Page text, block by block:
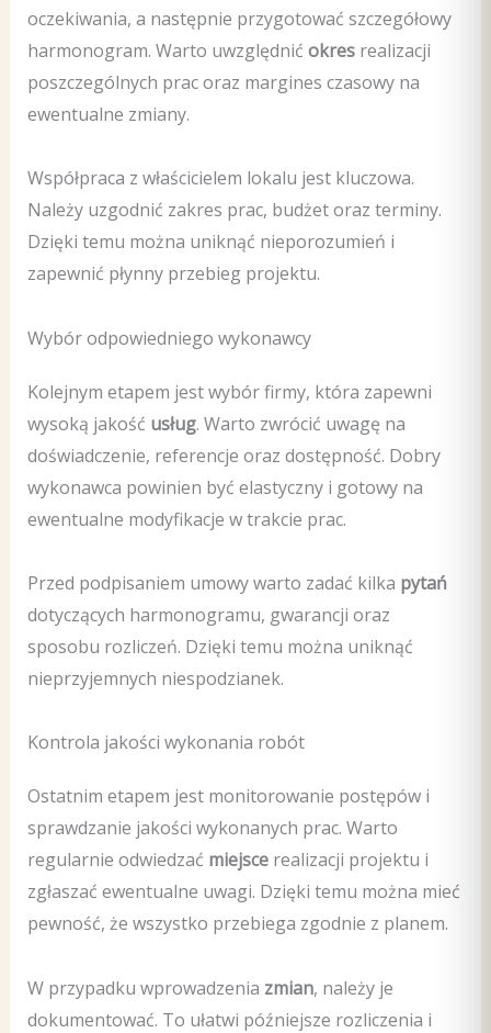
oczekiwania, a następnie przygotować szczegółowy
harmonogram. Warto uwzględnić okresrealizacji
poszczególnych prac oraz margines czasowy na
ewentualne zmiany.
Współpraca z właścicielem lokalu jest kluczowa.
Należy uzgodnić zakres prac, budżet oraz terminy.
Dzięki temu można uniknąć nieporozumień i
zapewnić płynny przebieg projektu.
Wybór odpowiedniego wykonawcy
Kolejnym etapem jest wybór firmy, która zapewni
wysoką jakość usług. Warto zwrócić uwagę na
doświadczenie, referencje oraz dostępność. Dobry
wykonawca powinien być elastyczny i gotowy na
ewentualne modyfikacje w trakcie prac.
Przed podpisaniem umowy warto zadać kilka pytań
dotyczących harmonogramu, gwarancji oraz
sposobu rozliczeń. Dzięki temu można uniknąć
nieprzyjemnych niespodzianek.
Kontrola jakości wykonania robót
Ostatnim etapem jest monitorowanie postępów i
sprawdzanie jakości wykonanych prac. Warto
regularnie odwiedzać miejscerealizacji projektu i
zgłaszać ewentualne uwagi. Dzięki temu można mieć
pewność, że wszystko przebiega zgodnie z planem.
W przypadku wprowadzenia zmian, należy je
dokumentować. To ułatwi późniejsze rozliczenia i